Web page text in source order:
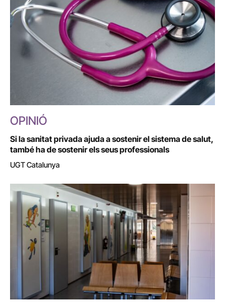
OPINIÓ
Si la sanitat privada ajuda a sostenir el sistema de salut,
també ha de sostenir els seus professionals
UGT Catalunya